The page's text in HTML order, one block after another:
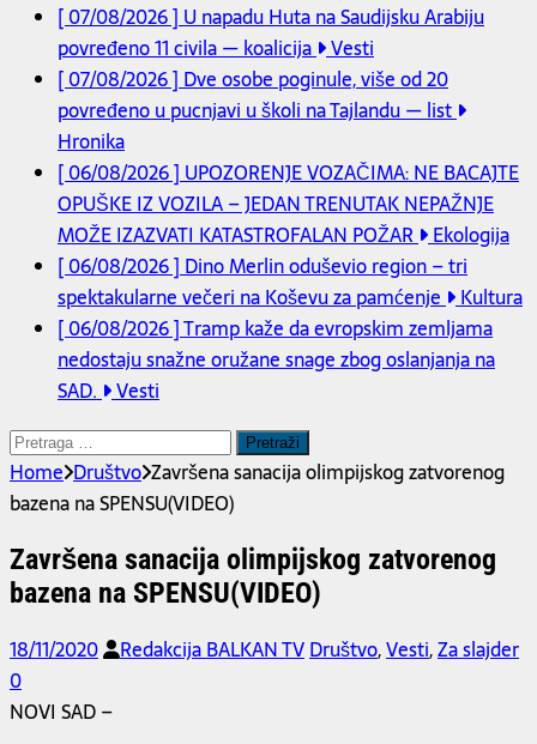
[ 07/08/2026 ] U napadu Huta na Saudijsku Arabiju
povređeno 11 civila — koalicija
Vesti
[ 07/08/2026 ] Dve osobe poginule, više od 20
povređeno u pucnjavi u školi na Tajlandu — list
Hronika
[ 06/08/2026 ] UPOZORENJE VOZAČIMA: NE BACAJTE
OPUŠKE IZ VOZILA – JEDAN TRENUTAK NEPAŽNJE
MOŽE IZAZVATI KATASTROFALAN POŽAR
Ekologija
[ 06/08/2026 ] Dino Merlin oduševio region – tri
spektakularne večeri na Koševu za pamćenje
Kultura
[ 06/08/2026 ]Tramp kaže da evropskim zemljama
nedostaju snažne oružane snage zbog oslanjanja na
SAD.
Vesti
Pretraga
za:
Home Društvo Završena sanacija olimpijskog zatvorenog
bazena na SPENSU(VIDEO)
Završena sanacija olimpijskog zatvorenog
bazena na SPENSU(VIDEO)
18/11/2020 Redakcija BALKAN TVDruštvo,Vesti,Za slajder
0
NOVI SAD –